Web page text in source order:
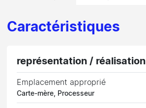
Caractéristiques
représentation / réalisation
Emplacement approprié
Carte-mère, Processeur